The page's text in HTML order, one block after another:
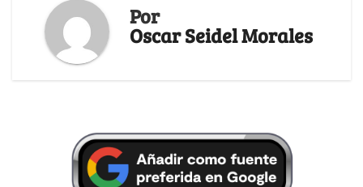
Por
Oscar Seidel Morales